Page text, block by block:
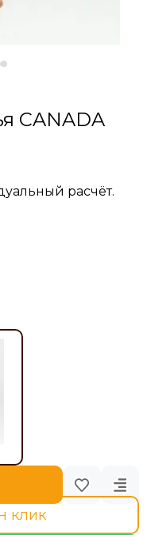
CANADA
расчёт.
клик